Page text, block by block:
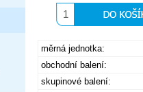
měrná jednotka:
obchodní balení:
skupinové balení: